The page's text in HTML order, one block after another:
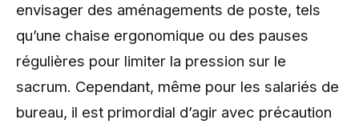
envisager des aménagements de poste, tels
qu’une chaise ergonomique ou des pauses
régulières pour limiter la pression sur le
sacrum. Cependant, même pour les salariés de
bureau, il est primordial d’agir avec précaution